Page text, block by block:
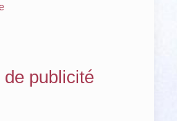
publicité